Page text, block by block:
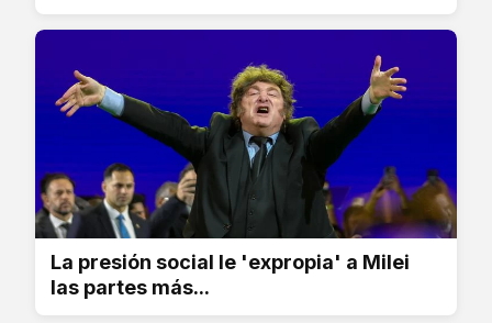
La presión social le 'expropia' a Milei
las partes más...